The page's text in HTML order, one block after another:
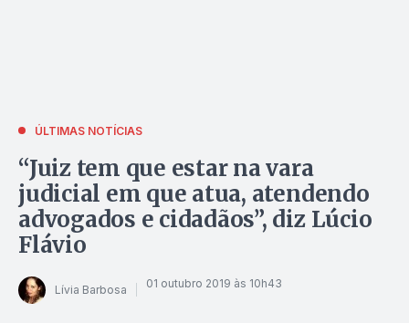
ÚLTIMAS NOTÍCIAS
“Juiz tem que estar na vara
judicial em que atua, atendendo
advogados e cidadãos”, diz Lúcio
Flávio
Lívia Barbosa 01 outubro 2019 às 10h43